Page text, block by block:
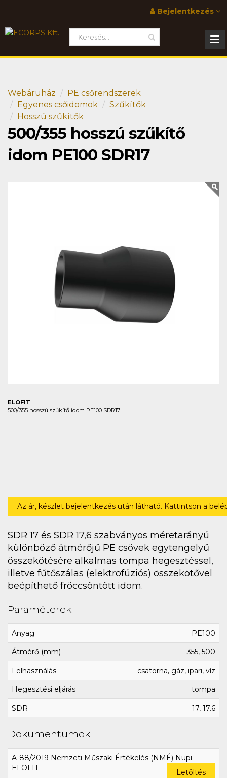
Bejelentkezés
Webáruház
PE csőrendszerek
Egyenes csőidomok
Szűkítők
Hosszú szűkítők
500/355 hosszú szűkítő
idom PE100 SDR17
ELOFIT
500/355 hosszú szűkítő idom PE100 SDR17
Az ár, készlet bejelentkezés után látható. Kattintson a
SDR 17 és SDR 17,6 szabványos méretarányú
különböző átmérőjű PE csövek egytengelyű
összekötésére alkalmas tompa hegesztéssel,
illetve fűtőszálas (elektrofúziós) összekötővel
beépíthető fröccsöntött idom.
Paraméterek
Anyag PE100
Átmérő (mm) 355, 500
Felhasználás csatorna, gáz, ipari, víz
Hegesztési eljárás tompa
SDR 17, 17.6
Dokumentumok
A-88/2019 Nemzeti Műszaki Értékelés (NMÉ) Nupi
ELOFIT
Letöltés